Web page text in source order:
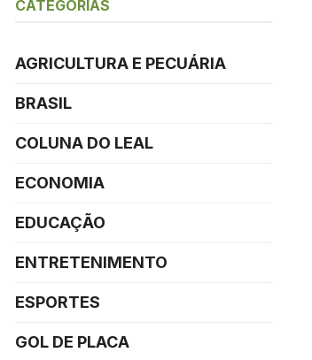
CATEGORIAS
AGRICULTURA E PECUÁRIA
BRASIL
COLUNA DO LEAL
ECONOMIA
EDUCAÇÃO
ENTRETENIMENTO
ESPORTES
GOL DE PLACA